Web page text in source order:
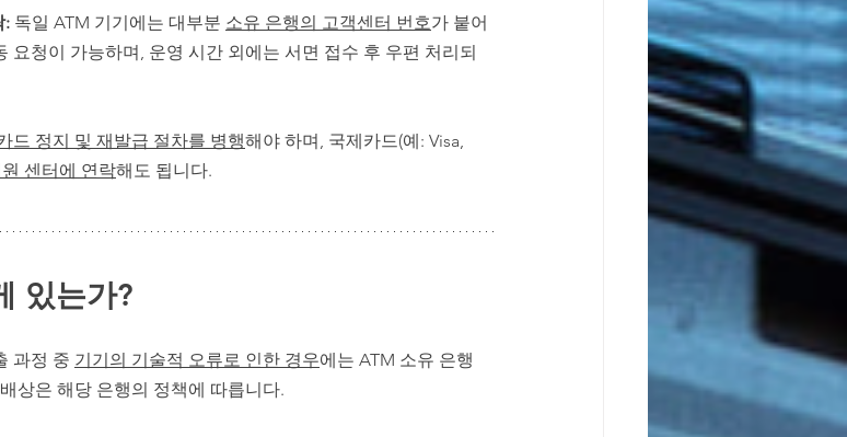
: 독일 ATM 기기에는 대부분 소유 은행의 고객센터 번호가 붙어
요청이 가능하며, 운영 시간 외에는 서면 접수 후 우편 처리되
드 정지 및 재발급 절차를 병행해야 하며, 국제카드(예: Visa,
센터에 연락해도 됩니다.
있는가?
과정 중 기기의 기술적 오류로 인한 경우에는 ATM 소유 은행
상은 해당 은행의 정책에 따릅니다.